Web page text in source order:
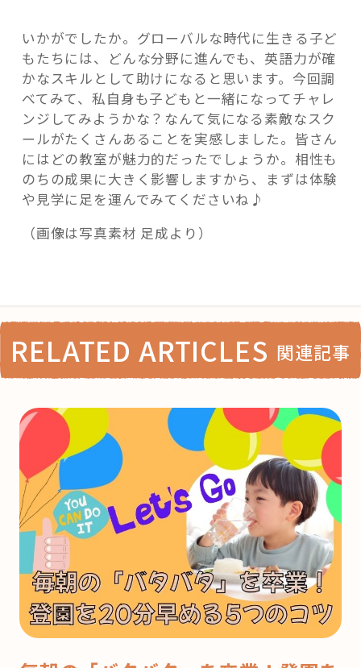
いかがでしたか。グローバルな時代に生きる子ど
もたちには、どんな分野に進んでも、英語力が確
かなスキルとして助けになると思います。今回調
べてみて、私自身も子どもと一緒になってチャレ
ンジしてみようかな？なんて気になる素敵なスク
ールがたくさんあることを実感しました。皆さん
にはどの教室が魅力的だったでしょうか。相性も
のちの成果に大きく影響しますから、まずは体験
や見学に足を運んでみてくださいね♪
（画像は写真素材 足成より）
RELATED ARTICLES 関連記事